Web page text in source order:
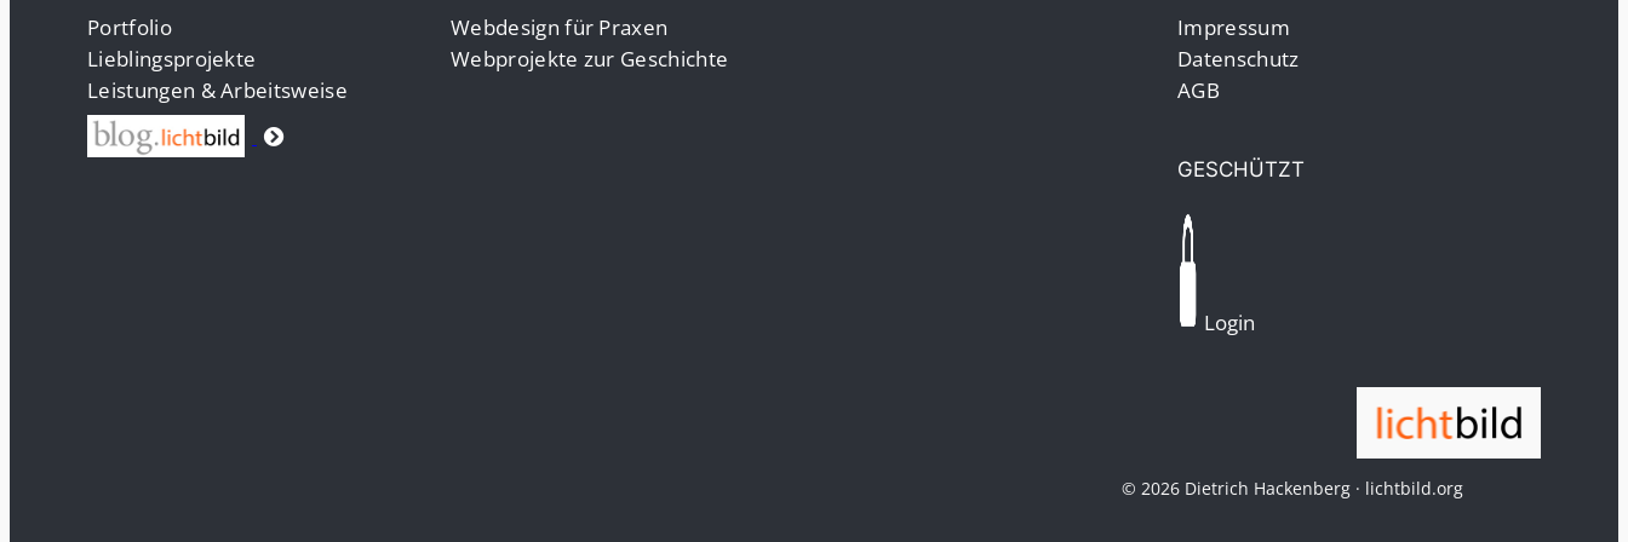
Portfolio
Lieblingsprojekte
Leistungen & Arbeitsweise
Webdesign für Praxen
Webprojekte zur Geschichte
Impressum
Datenschutz
AGB
GESCHÜTZT
Login
© 2026 Dietrich Hackenberg · lichtbild.org